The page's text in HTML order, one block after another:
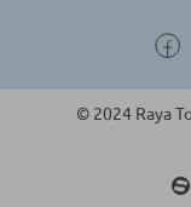
© 2024 Raya